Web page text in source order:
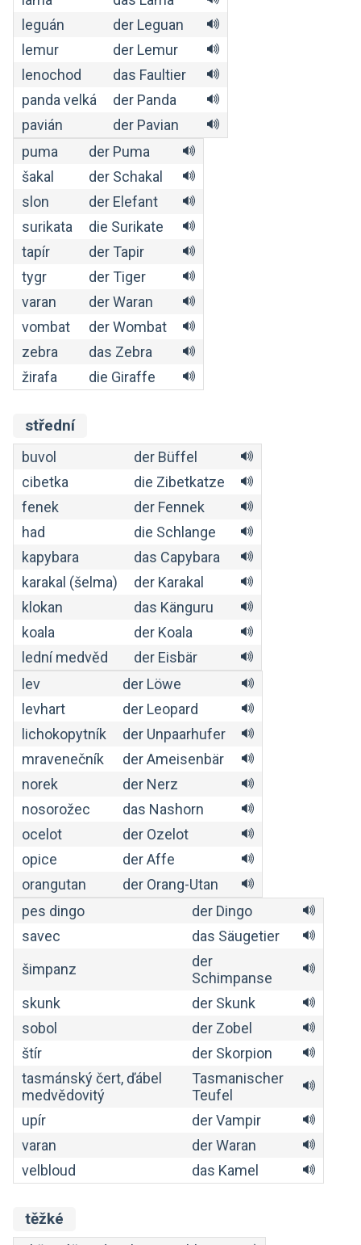
leguán
der Leguan
lemur
der Lemur
lenochod
das Faultier
panda velká
der Panda
pavián
der Pavian
puma
der Puma
šakal
der Schakal
slon
der Elefant
surikata
die Surikate
tapír
der Tapir
tygr
der Tiger
varan
der Waran
vombat
der Wombat
zebra
das Zebra
žirafa
die Giraffe
střední
buvol
der Büffel
cibetka
die Zibetkatze
fenek
der Fennek
had
die Schlange
kapybara
das Capybara
karakal (šelma)
der Karakal
klokan
das Känguru
koala
der Koala
lední medvěd
der Eisbär
lev
der Löwe
levhart
der Leopard
lichokopytník
der Unpaarhufer
mravenečník
der Ameisenbär
norek
der Nerz
nosorožec
das Nashorn
ocelot
der Ozelot
opice
der Affe
orangutan
der Orang-Utan
pes dingo
der Dingo
savec
das Säugetier
šimpanz
der
Schimpanse
skunk
der Skunk
sobol
der Zobel
štír
der Skorpion
tasmánský čert, ďábel
medvědovitý
Tasmanischer
Teufel
upír
der Vampir
varan
der Waran
velbloud
das Kamel
těžké